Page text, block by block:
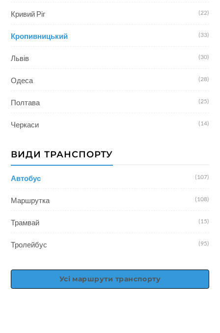
Кривий Ріг (22)
Кропивницький (33)
Львів (30)
Одеса (28)
Полтава (25)
Черкаси (14)
ВИДИ ТРАНСПОРТУ
Автобус (107)
Маршрутка (108)
Трамвай (15)
Тролейбус (95)
Усі маршрути транспорту